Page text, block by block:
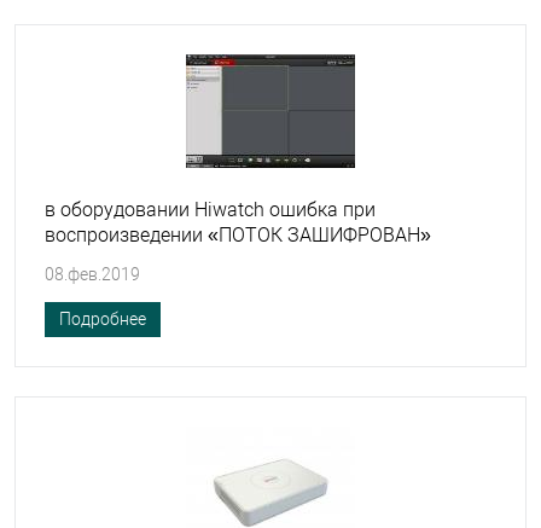
в оборудовании Hiwatch ошибка при
воспроизведении «ПОТОК ЗАШИФРОВАН»
08.фев.2019
Подробнее